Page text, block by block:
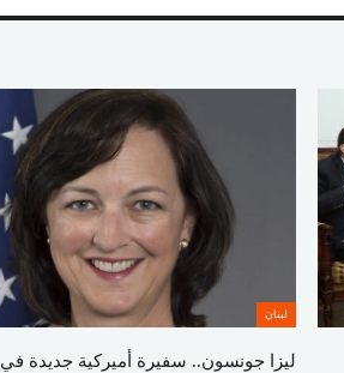
لبنان
ليزا جونسون.. سفيرة أميركية جديدة في